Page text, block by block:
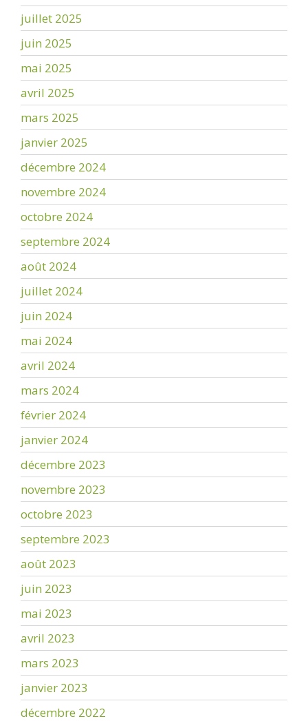
juillet 2025
juin 2025
mai 2025
avril 2025
mars 2025
janvier 2025
décembre 2024
novembre 2024
octobre 2024
septembre 2024
août 2024
juillet 2024
juin 2024
mai 2024
avril 2024
mars 2024
février 2024
janvier 2024
décembre 2023
novembre 2023
octobre 2023
septembre 2023
août 2023
juin 2023
mai 2023
avril 2023
mars 2023
janvier 2023
décembre 2022